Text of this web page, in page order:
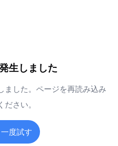
生しました
ました。ページを再読み込み
ださい。
度試す